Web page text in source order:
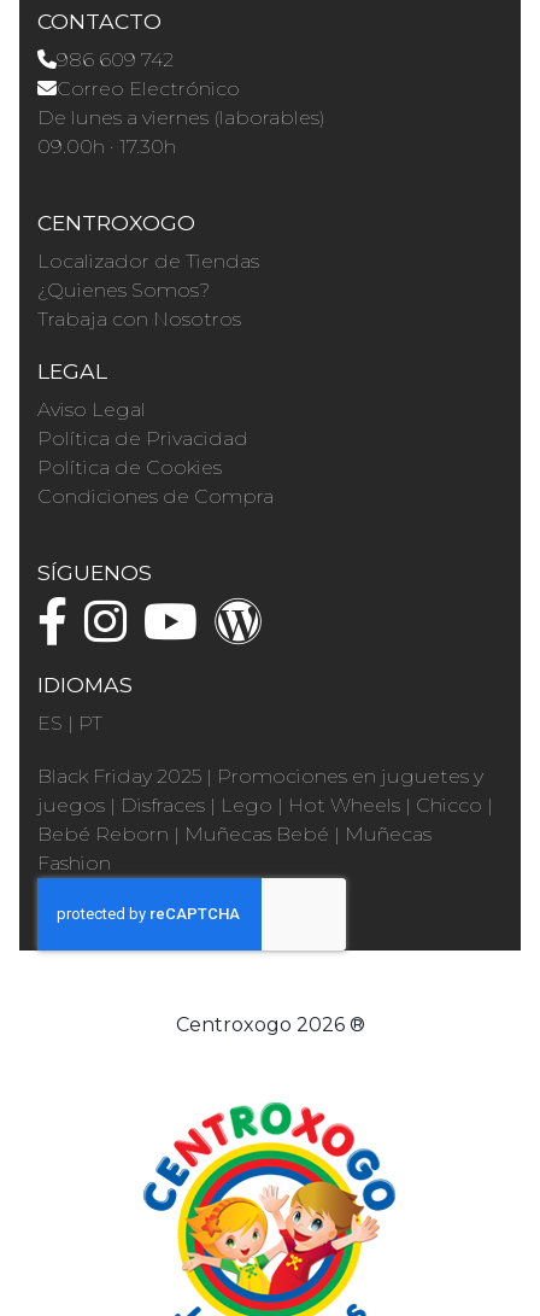
CONTACTO
986 609 742
Correo Electrónico
De lunes a viernes (laborables)
09.00h · 17.30h
CENTROXOGO
Localizador de Tiendas
¿Quienes Somos?
Trabaja con Nosotros
LEGAL
Aviso Legal
Política de Privacidad
Política de Cookies
Condiciones de Compra
SÍGUENOS
IDIOMAS
ES | PT
Black Friday 2025 | Promociones en juguetes y
juegos | Disfraces | Lego | Hot Wheels | Chicco |
Bebé Reborn | Muñecas Bebé | Muñecas
Fashion
Centroxogo 2026 ®